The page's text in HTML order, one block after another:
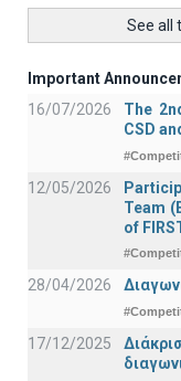
See all
Important
16/07/2026
The
CSD
12/05/2026
Team
of
28/04/2026
17/12/2025